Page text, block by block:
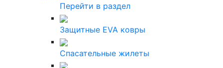
Перейти в раздел
Защитные EVA ковры
Спасательные жилеты